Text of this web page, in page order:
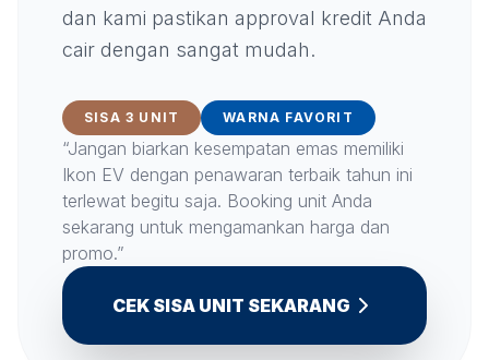
dan kami pastikan approval kredit Anda
cair dengan sangat mudah.
SISA 3 UNIT WARNA FAVORIT
“Jangan biarkan kesempatan emas memiliki
Ikon EV dengan penawaran terbaik tahun ini
terlewat begitu saja. Booking unit Anda
sekarang untuk mengamankan harga dan
promo.”
CEK SISA UNIT SEKARANG